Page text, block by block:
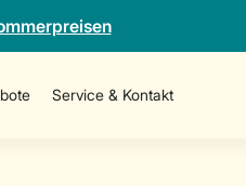
Service & Kontakt